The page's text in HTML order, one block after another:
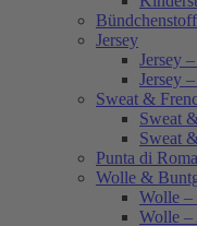
Bündchenstoff
Jersey
Jersey
Jersey
Sweat &
Sweat
Sweat
Punta di
Wolle &
Wolle
Wolle